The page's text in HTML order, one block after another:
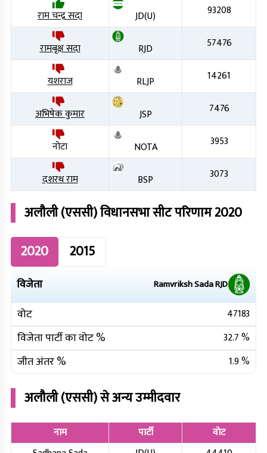
राम चन्द्र सदा
JD(U) 93208
रामबृक्ष सदा RJD 57476
यशराज RLJP 14261
अभिषेक कुमार JSP 7476
नोटा NOTA 3953
दशरथ राम BSP 3073
अलौली (एससी)विधानसभा सीट परिणाम2020
2020
2015
विजेता Ramvriksh SadaRJD
वोट 47183
विजेता पार्टी का वोट % 32.7%
जीत अंतर % 1.9%
अलौली (एससी)से अन्य उम्मीदवार
नाम पार्टी
वोट